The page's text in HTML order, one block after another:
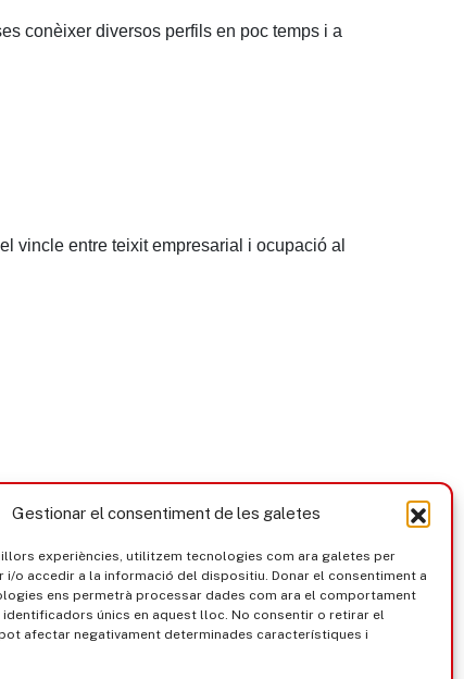
Gestionar el consentiment de les galetes
experiències, utilitzem tecnologies com ara galetes per
i/o accedir a la informació del dispositiu. Donar el consentiment a
ens permetrà processar dades com ara el comportament
identificadors únics en aquest lloc. No consentir o retirar el
afectar negativament determinades característiques i
conèixer diversos perfils en poc temps i a
vincle entre teixit empresarial i ocupació al